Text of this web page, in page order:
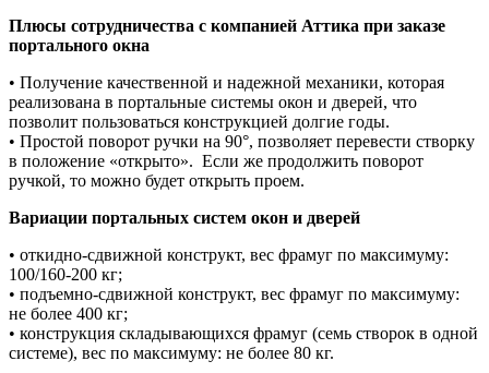
Плюсы сотрудничества с компанией Аттика при заказе
портального окна
• Получение качественной и надежной механики, которая
реализована в портальные системы окон и дверей, что
позволит пользоваться конструкцией долгие годы.
• Простой поворот ручки на 90°, позволяет перевести створку
в положение «открыто». Если же продолжить поворот
ручкой, то можно будет открыть проем.
Вариации портальных систем окон и дверей
• откидно-сдвижной конструкт, вес фрамуг по максимуму:
100/160-200 кг;
• подъемно-сдвижной конструкт, вес фрамуг по максимуму:
не более 400 кг;
• конструкция складывающихся фрамуг (семь створок в одной
системе), вес по максимуму: не более 80 кг.